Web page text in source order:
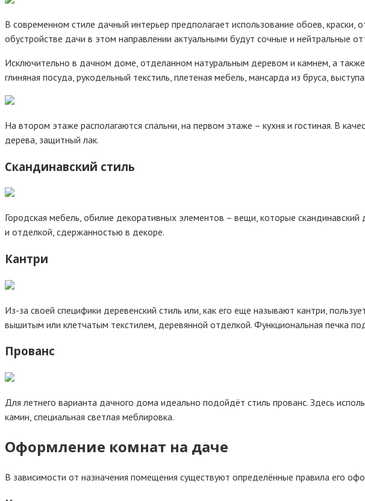
В современном стиле дачный интерьер предполагает использование обоев,
обустройстве дачи в этом направлении актуальными будут сочные и нейтральные
Исключительно в дачном доме, отделанном натуральным деревом и камнем, а
глиняная посуда, рукодельный текстиль, плетеная мебель, мансарда из бруса,
На втором этаже располагаются спальни, на первом этаже – кухня и гостиная. В
дерева, защитный лак.
Скандинавский стиль
Городская мебель, обилие декоративных элементов – вещи, которые
и отделкой, сдержанностью в декоре.
Кантри
Из-за своей специфики деревенский стиль или, как его еще называют кантри,
вышитым или клетчатым текстилем, деревянной отделкой. Функциональная печка
Прованс
Для летнего варианта дачного дома идеально подойдёт стиль прованс. Здесь
камин, специальная светлая меблировка.
Оформление комнат на даче
В зависимости от назначения помещения существуют определённые правила его